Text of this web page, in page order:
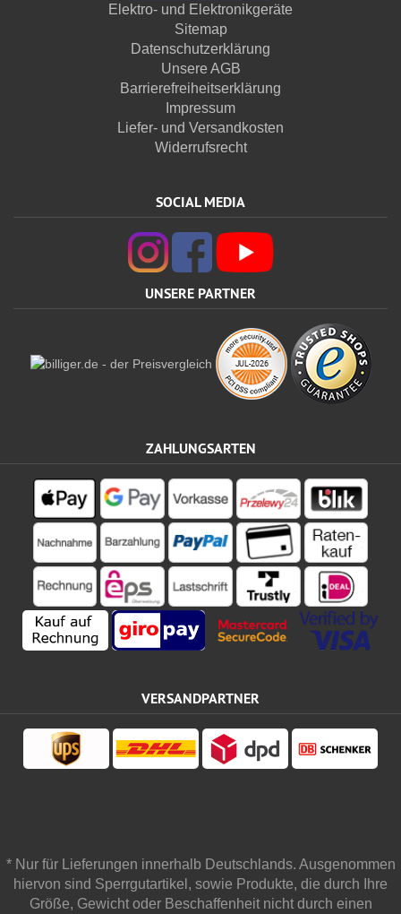
Elektro- und Elektronikgeräte
Sitemap
Datenschutzerklärung
Unsere AGB
Barrierefreiheitserklärung
Impressum
Liefer- und Versandkosten
Widerrufsrecht
SOCIAL MEDIA
UNSERE PARTNER
ZAHLUNGSARTEN
VERSANDPARTNER
* Nur für Lieferungen innerhalb Deutschlands. Ausgenommen
hiervon sind Sperrgutartikel, sowie Produkte, die durch Ihre
Größe, Gewicht oder Beschaffenheit nicht durch einen